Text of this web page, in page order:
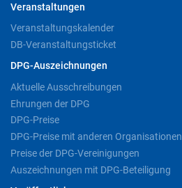
Veranstaltungen
Veranstaltungskalender
DB-Veranstaltungsticket
DPG-Auszeichnungen
Aktuelle Ausschreibungen
Ehrungen der DPG
DPG-Preise
DPG-Preise mit anderen Organisationen
Preise der DPG-Vereinigungen
Auszeichnungen mit DPG-Beteiligung